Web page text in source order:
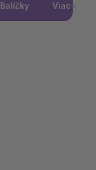
Balíčky Viac